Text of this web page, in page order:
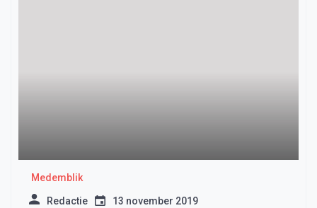
Medemblik
Redactie 13 november 2019